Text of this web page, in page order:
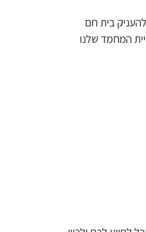
בית חם
המחמד שלנו